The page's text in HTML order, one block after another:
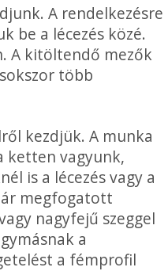
A rendelkezésre
be a lécezés közé.
A kitöltendő mezők
több
kezdjük. A munka
ketten va­gyunk,
is a lécezés vagy a
megfogatott
nagyfejű szeggel
a
a fémprofil